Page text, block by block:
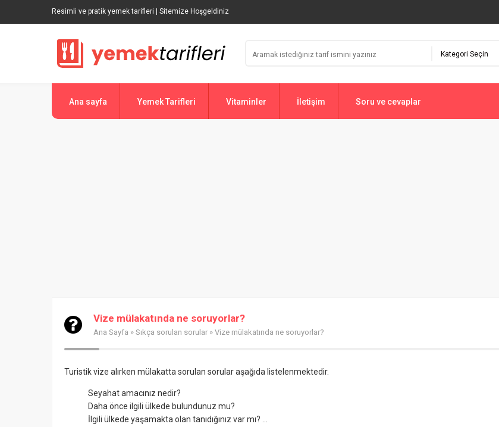
Resimli ve pratik yemek tarifleri | Sitemize Hoşgeldiniz
Ana sayfa Yemek Tarifleri Vitaminler İletişim Soru ve cevaplar
Vize mülakatında ne soruyorlar?
Ana Sayfa » Sıkça sorulan sorular » Vize mülakatında ne soruyorlar?
Turistik vize alırken mülakatta sorulan sorular aşağıda listelenmektedir.
Seyahat amacınız nedir?
Daha önce ilgili ülkede bulundunuz mu?
İlgili ülkede yaşamakta olan tanıdığınız var mı? ...